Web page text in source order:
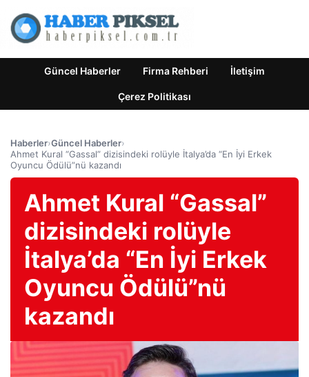
Güncel Haberler Firma Rehberi İletişim
Çerez Politikası
Haberler›Güncel Haberler›
Ahmet Kural “Gassal” dizisindeki rolüyle İtalya’da “En İyi Erkek
Oyuncu Ödülü”nü kazandı
Ahmet Kural “Gassal”
dizisindeki rolüyle
İtalya’da “En İyi Erkek
Oyuncu Ödülü”nü
kazandı